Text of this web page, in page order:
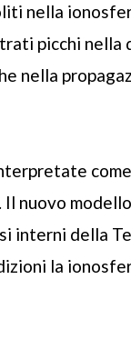
nella
picchi nella
nella
nuovo
interni della
la